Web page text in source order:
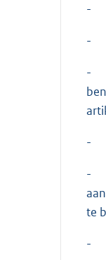
-
-
-
-
-
te
-